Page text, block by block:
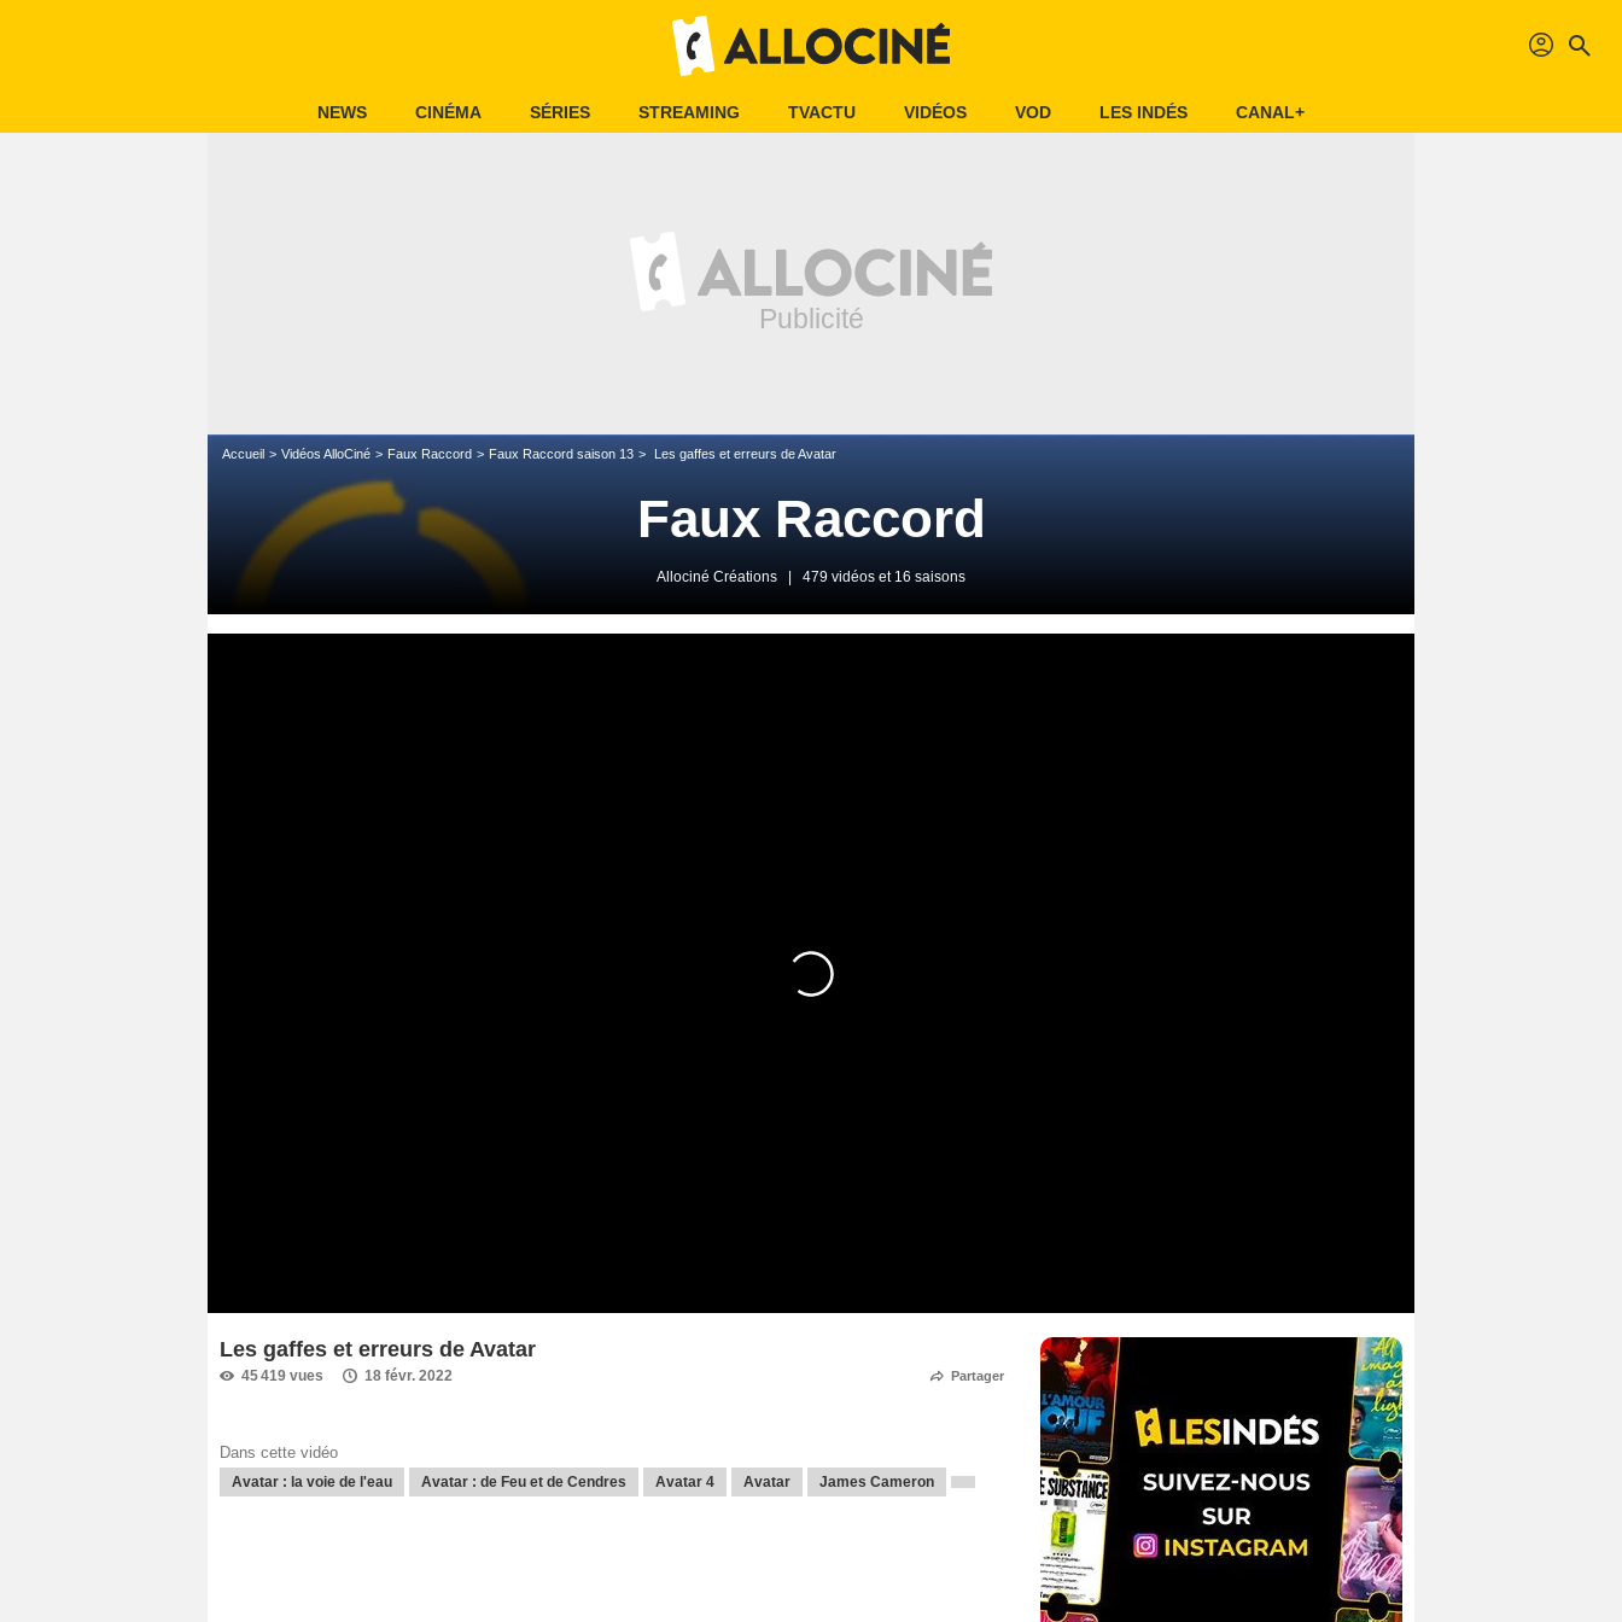
profil search
NEWS CINÉMA SÉRIES STREAMING TVACTU VIDÉOS VOD LES INDÉS CANAL+
Accueil Vidéos AlloCiné Faux Raccord Faux Raccord saison 13 Les gaffes et erreurs de Avatar
Faux Raccord
Allociné Créations 479 vidéos et 16 saisons
Les gaffes et erreurs de Avatar
45 419 vues 18 févr. 2022 Partager
Dans cette vidéo
Avatar : la voie de l'eau Avatar : de Feu et de Cendres Avatar 4 Avatar James Cameron